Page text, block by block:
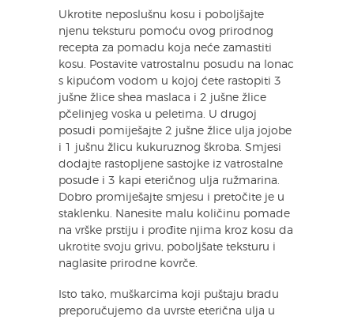
Ukrotite neposlušnu kosu i poboljšajte
njenu teksturu pomoću ovog prirodnog
recepta za pomadu koja neće zamastiti
kosu. Postavite vatrostalnu posudu na lonac
s kipućom vodom u kojoj ćete rastopiti 3
jušne žlice shea maslaca i 2 jušne žlice
pčelinjeg voska u peletima. U drugoj
posudi pomiješajte 2 jušne žlice ulja jojobe
i 1 jušnu žlicu kukuruznog škroba. Smjesi
dodajte rastopljene sastojke iz vatrostalne
posude i 3 kapi eteričnog ulja ružmarina.
Dobro promiješajte smjesu i pretočite je u
staklenku. Nanesite malu količinu pomade
na vrške prstiju i prođite njima kroz kosu da
ukrotite svoju grivu, poboljšate teksturu i
naglasite prirodne kovrče.
Isto tako, muškarcima koji puštaju bradu
preporučujemo da uvrste eterična ulja u